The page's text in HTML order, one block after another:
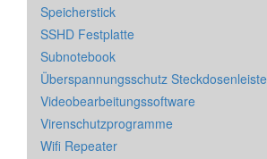
Speicherstick
SSHD Festplatte
Subnotebook
Überspannungsschutz Steckdosenleiste
Videobearbeitungssoftware
Virenschutzprogramme
Wifi Repeater